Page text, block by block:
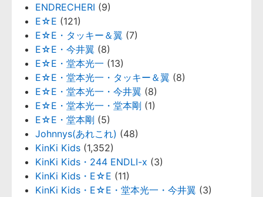
ENDRECHERI (9)
E☆E (121)
E☆E・タッキー＆翼 (7)
E☆E・今井翼 (8)
E☆E・堂本光一 (13)
E☆E・堂本光一・タッキー＆翼 (8)
E☆E・堂本光一・今井翼 (8)
E☆E・堂本光一・堂本剛 (1)
E☆E・堂本剛 (5)
Johnnys(あれこれ) (48)
KinKi Kids (1,352)
KinKi Kids・244 ENDLI-x (3)
KinKi Kids・E☆E (11)
KinKi Kids・E☆E・堂本光一・今井翼 (3)